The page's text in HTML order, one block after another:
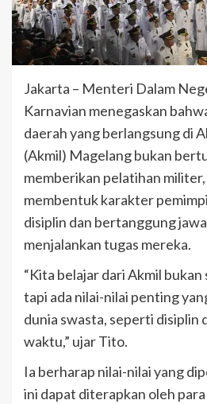
Jakarta – Menteri Dalam
Karnavian menegaskan
daerah yang berlangsung di
(Akmil) Magelang bukan
memberikan pelatihan
membentuk karakter
disiplin dan bertanggung
menjalankan tugas mereka.
“Kita belajar dari Akmil
tapi ada nilai-nilai penting
dunia swasta, seperti disiplin
waktu,” ujar Tito.
Ia berharap nilai-nilai yang
ini dapat diterapkan oleh